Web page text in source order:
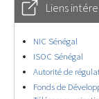
Liens
NIC Sénégal
ISOC Sénégal
Autorité de
Fonds de